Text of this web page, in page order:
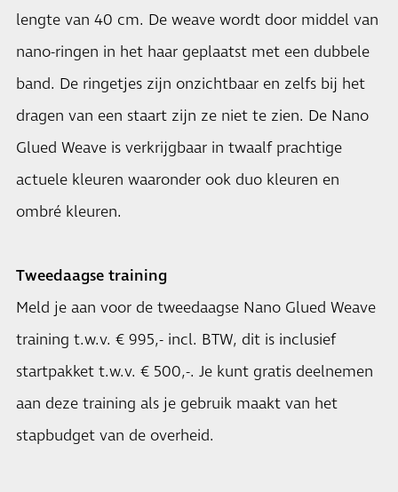
lengte van 40 cm. De weave wordt door middel van
nano-ringen in het haar geplaatst met een dubbele
band. De ringetjes zijn onzichtbaar en zelfs bij het
dragen van een staart zijn ze niet te zien. De Nano
Glued Weave is verkrijgbaar in twaalf prachtige
actuele kleuren waaronder ook duo kleuren en
ombré kleuren.
Tweedaagse training
Meld je aan voor de tweedaagse Nano Glued Weave
training t.w.v. € 995,- incl. BTW, dit is inclusief
startpakket t.w.v. € 500,-. Je kunt gratis deelnemen
aan deze training als je gebruik maakt van het
stapbudget van de overheid.